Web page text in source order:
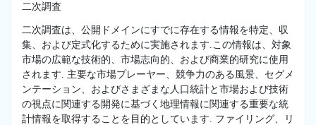
二次調査
二次調査は、公開ドメインにすでに存在する情報を特定、収
集、および定式化するために実施されます.この情報は、対象
市場の広範な技術的、市場志向的、および商業的研究に使用
されます. 主要な市場プレーヤー、競争力のある風景、セグメ
ンテーション、およびさまざまな人口統計と市場および技術
の視点に関連する開発に基づく地理情報に関連する重要な統
計情報を取得することを目的としています. ファイリング、リ